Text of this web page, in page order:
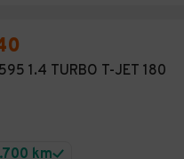
1.4 TURBO T-JET 180
km